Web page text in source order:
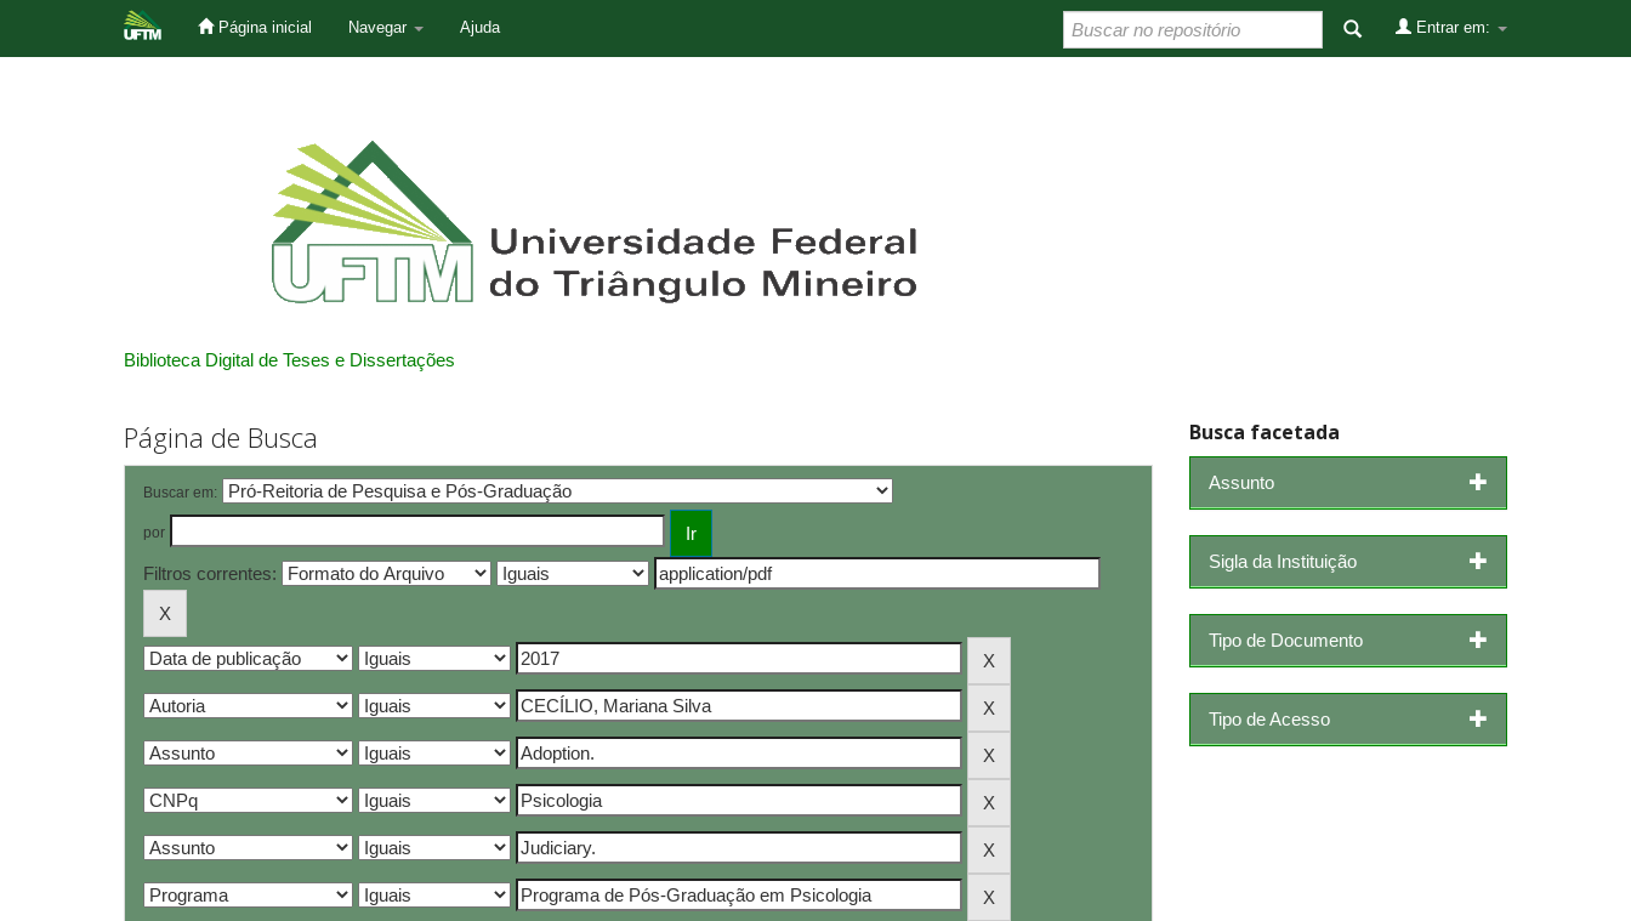
Página inicial Navegar Ajuda Entrar em:
Biblioteca Digital de Teses e Dissertações
Página de Busca
Buscar em:
por
Filtros correntes:
Busca facetada
Assunto
Sigla da Instituição
Tipo de Documento
Tipo de Acesso